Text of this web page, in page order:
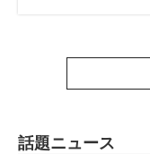
話題ニュース